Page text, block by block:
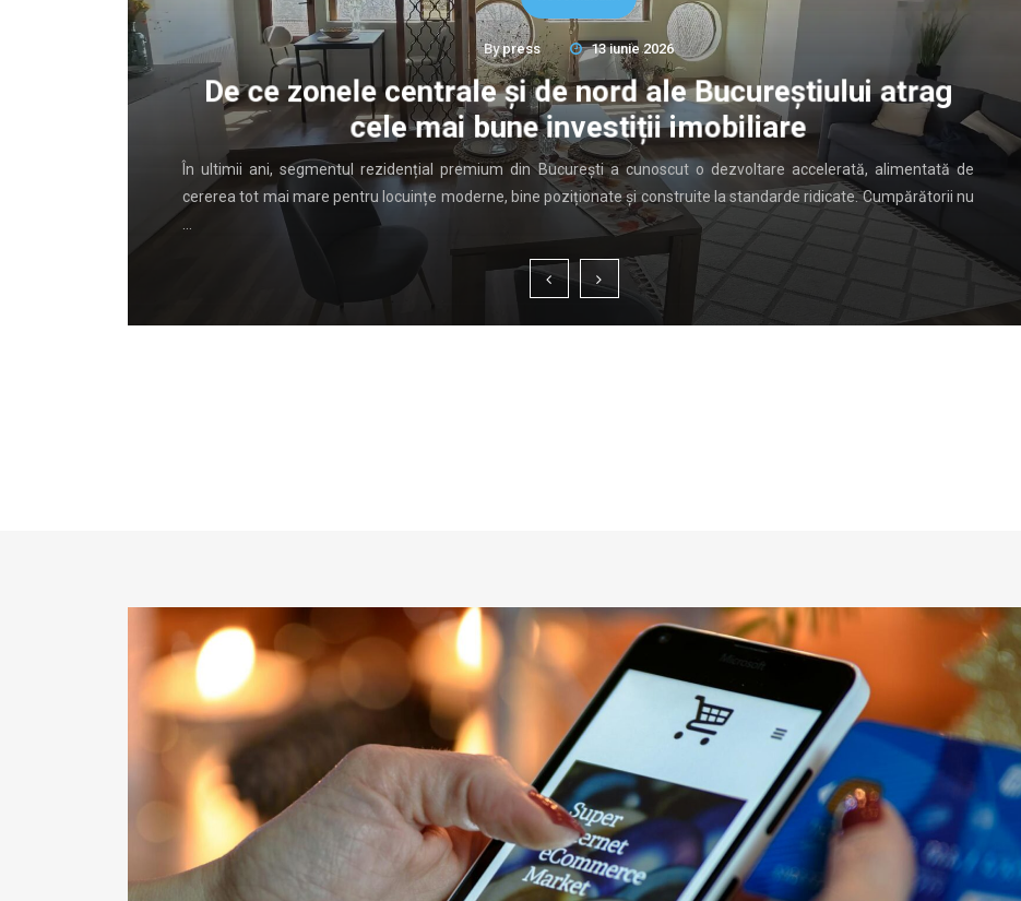
Bypress 13 iunie 2026
De ce zonele centrale și de nord ale Bucureștiului atrag
cele mai bune investiții imobiliare
În ultimii ani, segmentul rezidențial premium din București a cunoscut o dezvoltare accelerată, alimentată de
cererea tot mai mare pentru locuințe moderne, bine poziționate și construite la standarde ridicate. Cumpărătorii nu